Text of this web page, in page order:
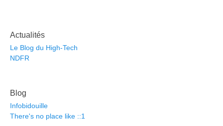
Actualités
Le Blog du High-Tech
NDFR
Blog
Infobidouille
There's no place like ::1